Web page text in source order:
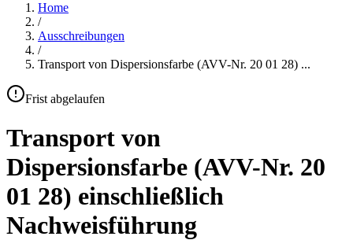
Home
/
Ausschreibungen
/
Transport von Dispersionsfarbe (AVV-Nr. 20 01 28) ...
Frist abgelaufen
Transport von
Dispersionsfarbe (AVV-Nr. 20
01 28) einschließlich
Nachweisführung